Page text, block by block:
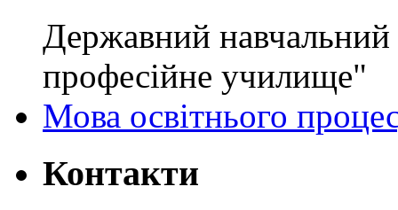
Державний навчальний
професійне училище"
Мова освітнього
Контакти